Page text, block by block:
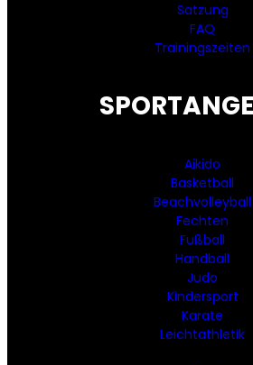
Satzung
FAQ
Trainingszeiten
Aikido
Basketball
Beachvolleyball
Fechten
Fußball
Handball
Judo
Kindersport
Karate
Leichtathletik